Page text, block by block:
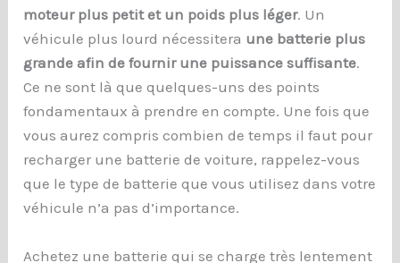
moteur plus petit et un poids plus léger. Un
véhicule plus lourd nécessitera une batterie plus
grande afin de fournir une puissance suffisante.
Ce ne sont là que quelques-uns des points
fondamentaux à prendre en compte. Une fois que
vous aurez compris combien de temps il faut pour
recharger une batterie de voiture, rappelez-vous
que le type de batterie que vous utilisez dans votre
véhicule n’a pas d’importance.
Achetez une batterie qui se charge très lentement